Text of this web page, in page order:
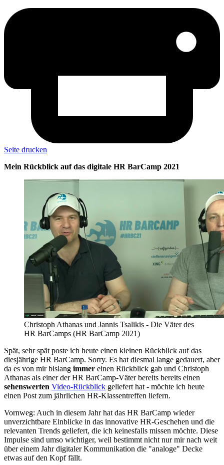
Seite drucken
Mein Rückblick auf das digitale HR BarCamp 2021
Christoph Athanas und Jannis Tsalikis - Die Väter des
HR BarCamps (HR BarCamp 2021)
Spät, sehr spät poste ich heute einen kleinen Rückblick auf das
diesjährige HR BarCamp. Sorry. Es hat diesmal lange gedauert, aber
da es von mir bislang immer einen Rückblick gab und Christoph
Athanas als einer der HR BarCamp-Väter bereits bereits einen
sehenswerten Video-Rückblick geliefert hat - möchte ich heute
einen Post zum jährlichen HR-Klassentreffen liefern.
Vornweg: Auch in diesem Jahr hat das HR BarCamp wieder
unverzichtbare Einblicke in das innovative HR-Geschehen und die
relevanten Trends geliefert, die ich keinesfalls missen möchte. Diese
Impulse sind umso wichtiger, weil bestimmt nicht nur mir nach weit
über einem Jahr digitaler Kommunikation die "analoge" Decke
etwas auf den Kopf fällt.